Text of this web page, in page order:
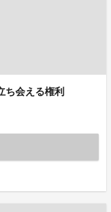
ち会える権利